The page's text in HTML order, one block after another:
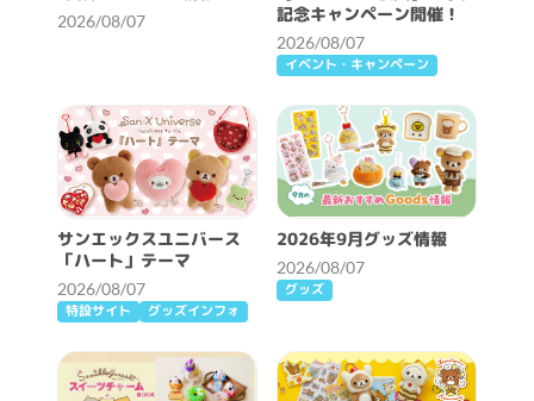
2026/08/07
記念キャンペーン開催！
2026/08/07
イベント・キャンペーン
サンエックスユニバース
「ハート」テーマ
2026/08/07
特設サイト グッズインフォ
2026年9月グッズ情報
2026/08/07
グッズ